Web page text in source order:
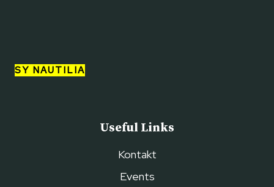
SY NAUTILIA
Useful Links
Kontakt
Events